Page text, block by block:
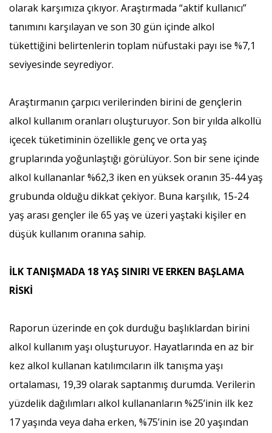
olarak karşımıza çıkıyor. Araştırmada “aktif kullanıcı”
tanımını karşılayan ve son 30 gün içinde alkol
tükettiğini belirtenlerin toplam nüfustaki payı ise %7,1
seviyesinde seyrediyor.
Araştırmanın çarpıcı verilerinden birini de gençlerin
alkol kullanım oranları oluşturuyor. Son bir yılda alkollü
içecek tüketiminin özellikle genç ve orta yaş
gruplarında yoğunlaştığı görülüyor. Son bir sene içinde
alkol kullananlar %62,3 iken en yüksek oranın 35-44 yaş
grubunda olduğu dikkat çekiyor. Buna karşılık, 15-24
yaş arası gençler ile 65 yaş ve üzeri yaştaki kişiler en
düşük kullanım oranına sahip.
İLK TANIŞMADA 18 YAŞ SINIRI VE ERKEN BAŞLAMA
RİSKİ
Raporun üzerinde en çok durduğu başlıklardan birini
alkol kullanım yaşı oluşturuyor. Hayatlarında en az bir
kez alkol kullanan katılımcıların ilk tanışma yaşı
ortalaması, 19,39 olarak saptanmış durumda. Verilerin
yüzdelik dağılımları alkol kullananların %25’inin ilk kez
17 yaşında veya daha erken, %75’inin ise 20 yaşından